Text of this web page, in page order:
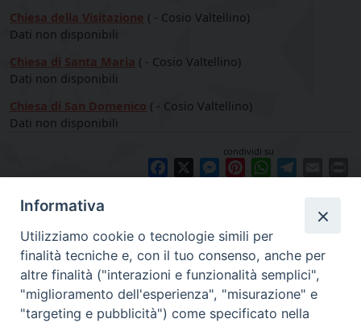
Chiesa della Visitazione ( - Cosio Valtellino)
Dati non disponibili
Chiesa di Santa Maria ( - Cosio Valtellino)
Dati non disponibili
Chiesa di San Domenico ( - Cosio Valtellino)
Dati non disponibili
condividi su
Facebook Messenger
PinterestWhatsApp
Informativa
Utilizziamo cookie o tecnologie simili per
finalità tecniche e, con il tuo consenso, anche per
altre finalità ("interazioni e funzionalità semplici",
"miglioramento dell'esperienza", "misurazione" e
"targeting e pubblicità") come specificato nella